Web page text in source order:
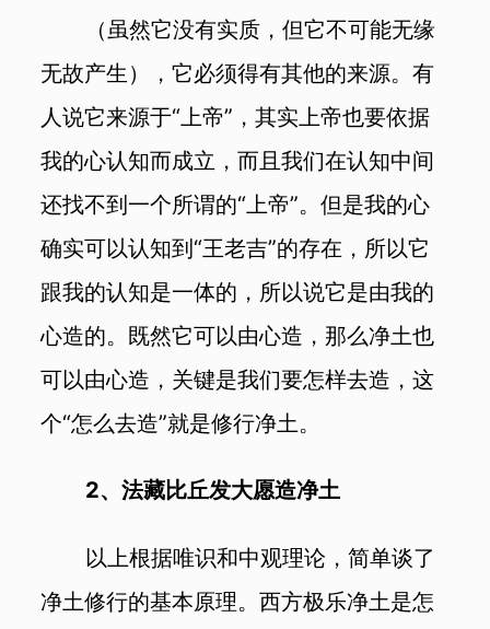
（虽然它没有实质，但它不可能无缘
无故产生），它必须得有其他的来源。有
人说它来源于“上帝”，其实上帝也要依据
我的心认知而成立，而且我们在认知中间
还找不到一个所谓的“上帝”。但是我的心
确实可以认知到“王老吉”的存在，所以它
跟我的认知是一体的，所以说它是由我的
心造的。既然它可以由心造，那么净土也
可以由心造，关键是我们要怎样去造，这
个“怎么去造”就是修行净土。
2、法藏比丘发大愿造净土
以上根据唯识和中观理论，简单谈了
净土修行的基本原理。西方极乐净土是怎